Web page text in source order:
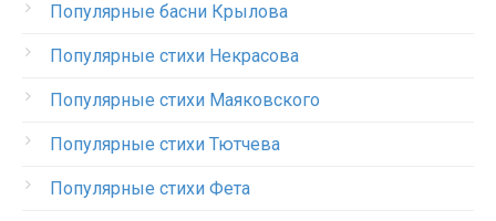
Популярные басни Крылова
Популярные стихи Некрасова
Популярные стихи Маяковского
Популярные стихи Тютчева
Популярные стихи Фета